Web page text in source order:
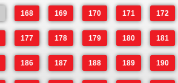
168 169 170 171 172
177 178 179 180 181
186 187 188 189 190